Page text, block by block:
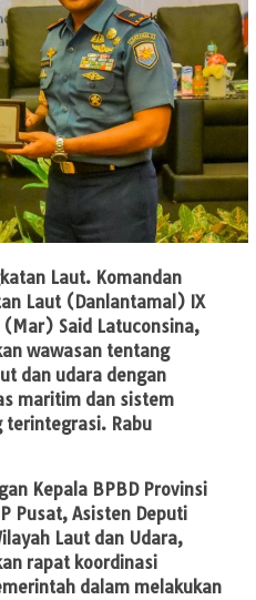
Laut. Komandan
Laut (Danlantamal) IX
(Mar) Said Latuconsina,
wawasan tentang
dan udara dengan
maritim dan sistem
terintegrasi. Rabu
Kepala BPBD Provinsi
Pusat, Asisten Deputi
Laut dan Udara,
rapat koordinasi
dalam melakukan